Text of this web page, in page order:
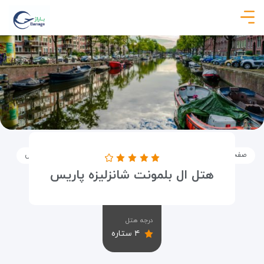
صفحه نخست اقامتگاه ها هتل ال بلمونت شانزلیزه پاریس
هتل ال بلمونت شانزلیزه پاریس
درجه هتل